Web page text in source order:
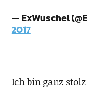
— ExWuschel
2017
Ich bin ganz